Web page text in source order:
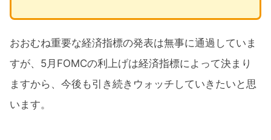
おおむね重要な経済指標の発表は無事に通過していま
すが、5月FOMCの利上げは経済指標によって決まり
ますから、今後も引き続きウォッチしていきたいと思
います。